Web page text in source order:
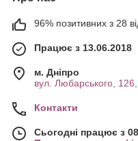
96% позитивних з 28
Працює з 13.06.2018
м. Дніпро
вул. Любарського,
Контакти
Сьогодні працює з